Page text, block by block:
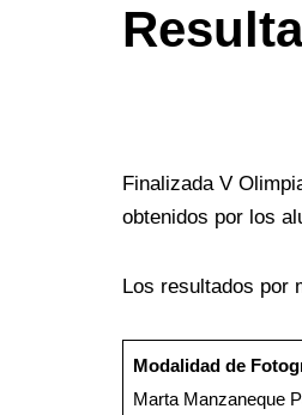
Finalizada V
obtenidos por los
Los resultados por
Modalidad de
Marta Manzaneque